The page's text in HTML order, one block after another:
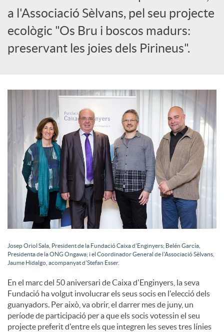
o
i
a
l
s
a l'Associació Sèlvans, pel seu projecte
ecològic "Os Bru i boscos madurs:
preservant les joies dels Pirineus".
Josep Oriol Sala, President de la Fundació Caixa d'Enginyers; Belén García,
Presidenta de la ONG Ongawa; i el Coordinador General de l'Associació Sèlvans,
Jaume Hidalgo, acompanyat d'Stefan Esser.
En el marc del 50 aniversari de Caixa d'Enginyers, la seva
Fundació ha volgut involucrar els seus socis en l'elecció dels
guanyadors. Per això, va obrir, el darrer mes de juny, un
període de participació per a que els socis votessin el seu
projecte preferit d'entre els que integren les seves tres línies